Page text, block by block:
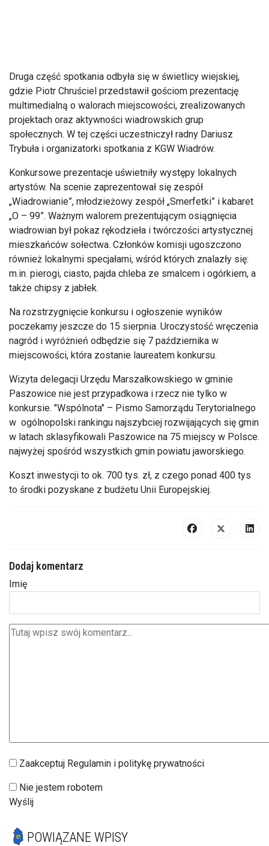
Druga część spotkania odbyła się w świetlicy wiejskiej,
gdzie Piotr Chruściel przedstawił gościom prezentację
multimedialną o walorach miejscowości, zrealizowanych
projektach oraz aktywności wiadrowskich grup
społecznych. W tej części uczestniczył radny Dariusz
Trybuła i organizatorki spotkania z KGW Wiadrów.
Konkursowe prezentacje uświetniły występy lokalnych
artystów. Na scenie zaprezentował się zespół
„Wiadrowianie”, młodzieżowy zespół „Smerfetki” i kabaret
„O – 99”. Ważnym walorem prezentującym osiągnięcia
wiadrowian był pokaz rękodzieła i twórczości artystycznej
mieszkańców sołectwa. Członków komisji ugoszczono
również lokalnymi specjałami, wśród których znalazły się:
m.in. pierogi, ciasto, pajda chleba ze smalcem i ogórkiem, a
także chipsy z jabłek.
Na rozstrzygnięcie konkursu i ogłoszenie wyników
poczekamy jeszcze do 15 sierpnia. Uroczystość wręczenia
nagród i wyróżnień odbędzie się 7 października w
miejscowości, która zostanie laureatem konkursu.
Wizyta delegacji Urzędu Marszałkowskiego w gminie
Paszowice nie jest przypadkowa i rzecz nie tylko w
konkursie. "Wspólnota" – Pismo Samorządu Terytorialnego
w ogólnopolski rankingu najszybciej rozwijających się gmin
w latach sklasyfikowali Paszowice na 75 miejscy w Polsce.
najwyżej spośród wszystkich gmin powiatu jaworskiego.
Koszt inwestycji to ok. 700 tys. zł, z czego ponad 400 tys
to środki pozyskane z budżetu Unii Europejskiej.
Dodaj komentarz
Imię
Zaakceptuj Regulamin i politykę prywatności
Nie jestem robotem
Wyślij
POWIĄZANE WPISY